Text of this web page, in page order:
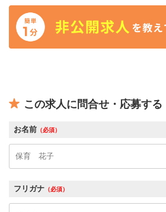
この求人に問合せ・応募する
お名前 （必須）
フリガナ （必須）